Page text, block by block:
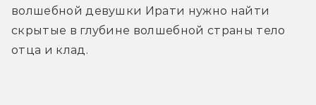
волшебной девушки Ирати нужно найти
скрытые в глубине волшебной страны тело
отца и клад.